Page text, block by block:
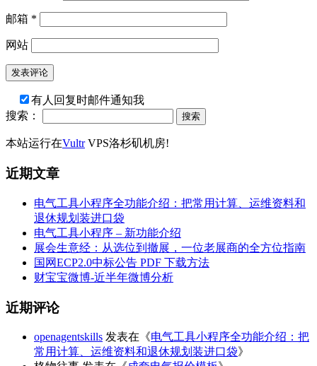
邮箱 *
网站
有人回复时邮件通知我
搜索：
本站运行在VultrVPS洛杉矶机房!
近期文章
电气工具小程序全功能介绍：把常用计算、运维资料和
退休规划装进口袋
电气工具小程序 – 新功能介绍
展会生意经：从选位到撤展，一位老展商的全方位指南
国网ECP2.0中标公告 PDF 下载方法
财宝宝微博-近半年微博分析
近期评论
openagentskills 发表在《电气工具小程序全功能介绍：把
常用计算、运维资料和退休规划装进口袋》